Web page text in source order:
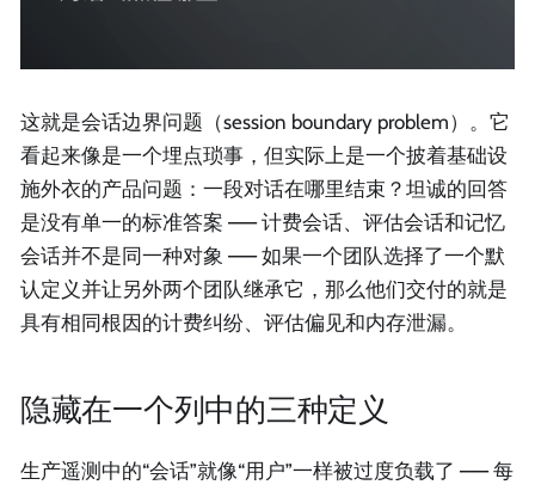
这就是会话边界问题（session boundary problem）。它
看起来像是一个埋点琐事，但实际上是一个披着基础设
施外衣的产品问题：一段对话在哪里结束？坦诚的回答
是没有单一的标准答案 —— 计费会话、评估会话和记忆
会话并不是同一种对象 —— 如果一个团队选择了一个默
认定义并让另外两个团队继承它，那么他们交付的就是
具有相同根因的计费纠纷、评估偏见和内存泄漏。
隐藏在一个列中的三种定义
生产遥测中的“会话”就像“用户”一样被过度负载了 —— 每